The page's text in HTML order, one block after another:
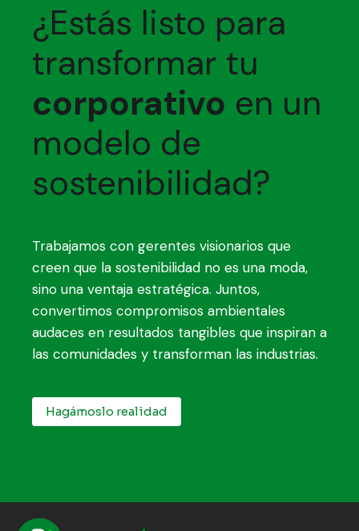
¿Estás listo para
transformar tu
corporativo en un
modelo de
sostenibilidad?
Trabajamos con gerentes visionarios que
creen que la sostenibilidad no es una moda,
sino una ventaja estratégica. Juntos,
convertimos compromisos ambientales
audaces en resultados tangibles que inspiran a
las comunidades y transforman las industrias.
Hagámoslo realidad